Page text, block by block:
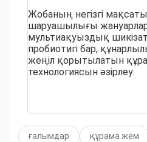
Жобаның негізгі
шаруашылығы
мультиақуыздық
пробиотигі бар,
жеңіл қорытылатын
технологиясын әзірлеу.
ғалымдар құрама жем